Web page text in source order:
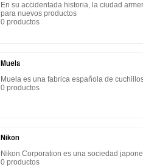
En su accidentada historia, la ciudad
para nuevos productos
0 productos
Muela
Muela es una fabrica española de
0 productos
Nikon
Nikon Corporation es una sociedad
0 productos